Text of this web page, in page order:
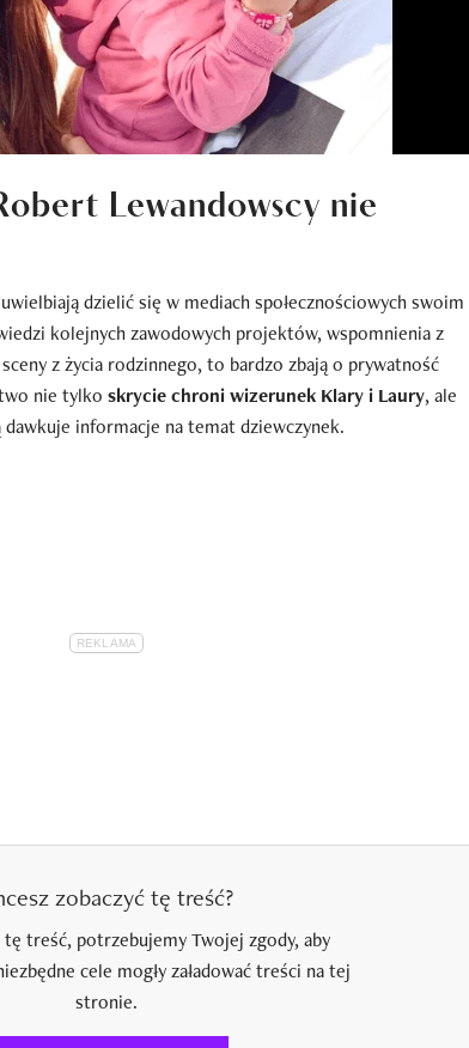
Lewandowscy nie
dzielić się w mediach społecznościowych swoim
kolejnych zawodowych projektów, wspomnienia z
z życia rodzinnego, to bardzo zbają o prywatność
nie tylko skrycie chroni wizerunek Klary i Laury, ale
informacje na temat dziewczynek.
zobaczyć tę treść?
treść, potrzebujemy Twojej zgody, aby
cele mogły załadować treści na tej
stronie.